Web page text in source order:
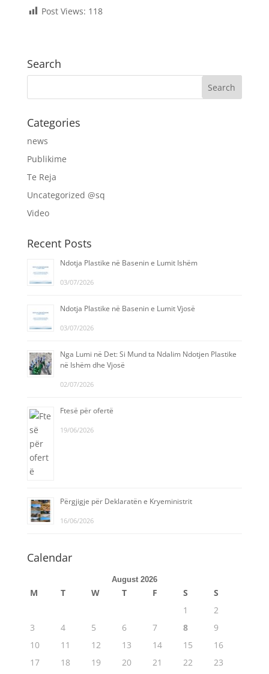
Post Views: 118
Search
Categories
news
Publikime
Te Reja
Uncategorized @sq
Video
Recent Posts
Ndotja Plastike në Basenin e Lumit Ishëm
03/07/2026
Ndotja Plastike në Basenin e Lumit Vjosë
03/07/2026
Nga Lumi në Det: Si Mund ta Ndalim Ndotjen Plastike
në Ishëm dhe Vjosë
02/07/2026
Ftesë për ofertë
19/06/2026
Përgjigje për Deklaratën e Kryeministrit
16/06/2026
Calendar
August 2026
M T W T F S
S
1
2
3
4 5 6 7 8
9
10
11 12 13 14 15
16
17
18 19 20 21 22 23